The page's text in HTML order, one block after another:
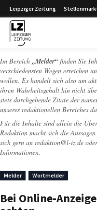
Leipziger Zeitung
Im Bereich „Melder“ finden Sie
verschiedensten Wegen erreichen
wollen. Es handelt sich also um
ihren Wahrheitsgehalt hin nicht
stets durchgehende Zitate der
unseres redaktionellen Bereiches
Für die Inhalte sind allein die
Redaktion macht sich die
sich gern an redaktion@l-iz.de
Informationen.
Melder Wortmelder
Bei Online-